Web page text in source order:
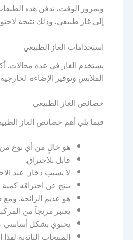
وبمرور الوقت، تدفن هذه
إلى غاز طبيعي، وذلك نتيجة
استخدامات الغاز الطبيعي
يستخدم الغاز في عدة مجالات.
الملابس وتوفير الإضاءة
خصائص الغاز الطبيعي
فيما يلي أهم خصائص الغاز
هو خالٍ من أي نوع
قابل للاحتراق.
لا يسبب دخان عند
ينتج عن احتراقه
هو عديم الرائحة.
يعتبر مزيجاً من
يحتوي بشكل أساسي
المنتجات الثانوية